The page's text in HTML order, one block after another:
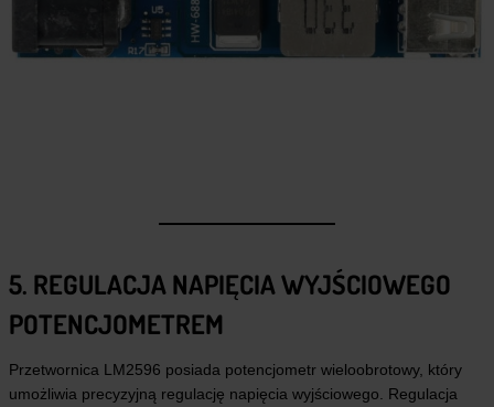
5. REGULACJA NAPIĘCIA WYJŚCIOWEGO
POTENCJOMETREM
Przetwornica LM2596 posiada potencjometr wieloobrotowy, który
umożliwia precyzyjną regulację napięcia wyjściowego. Regulacja